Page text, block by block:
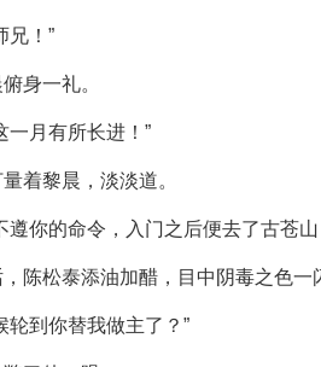
兄！”
身一礼。
一月有所长进！”
着黎晨，淡淡道。
遵你的命令，入门之后便去了古苍
陈松泰添油加醋，目中阴毒之色一
轮到你替我做主了？”